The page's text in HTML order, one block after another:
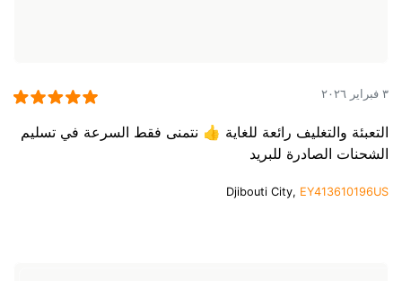
٣ فبراير ٢٠٢٦
التعبئة والتغليف رائعة للغاية 👍 نتمنى فقط السرعة في تسليم
الشحنات الصادرة للبريد
Djibouti City, EY413610196US